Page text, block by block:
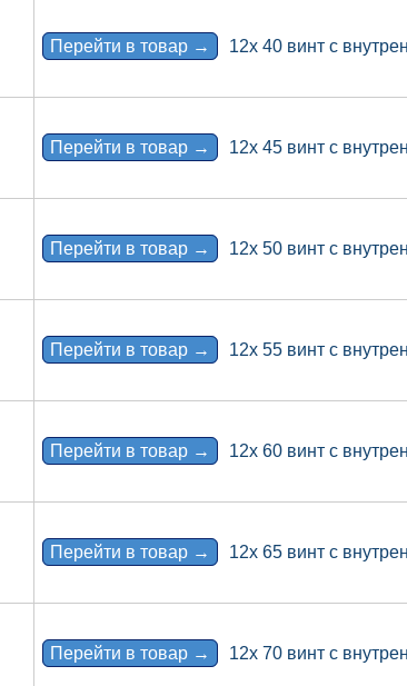
Перейти в товар → 12x 40 винт с
Перейти в товар → 12x 45 винт с
Перейти в товар → 12x 50 винт с
Перейти в товар → 12x 55 винт с
Перейти в товар → 12x 60 винт с
Перейти в товар → 12x 65 винт с
Перейти в товар → 12x 70 винт с